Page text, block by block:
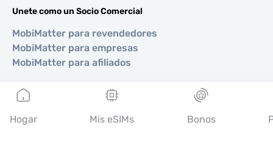
Unete como un Socio Comercial
MobiMatter para revendedores
MobiMatter para empresas
MobiMatter para afiliados
Regiones
eSIM para Europa
Hogar Mis eSIMs Bonos